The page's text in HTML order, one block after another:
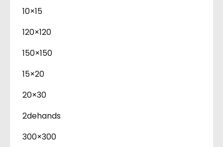
10×15
120×120
150×150
15×20
20×30
2dehands
300×300